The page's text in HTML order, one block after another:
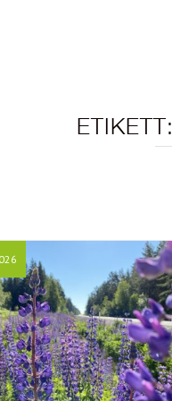
ETIKETT: